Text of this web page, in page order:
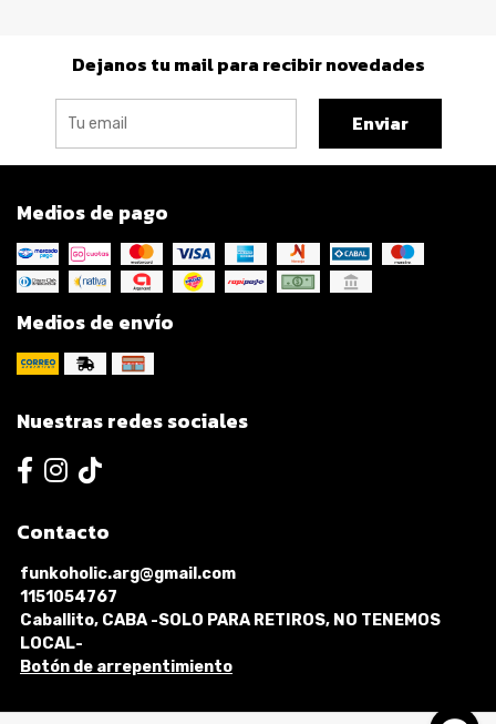
Dejanos tu mail para recibir novedades
Enviar
Medios de pago
Medios de envío
Nuestras redes sociales
Contacto
funkoholic.arg@gmail.com
1151054767
Caballito, CABA -SOLO PARA RETIROS, NO TENEMOS
LOCAL-
Botón de arrepentimiento